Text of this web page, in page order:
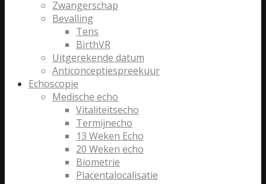
Zwangerschap
Bevalling
Tens
BirthVR
Uitgerekende datum
Anticonceptiespreekuur
Echoscopie
Medische echo
Vitaliteitsecho
Termijnecho
13 Weken Echo
20 Weken echo
Biometrie
Placentalocalisatie